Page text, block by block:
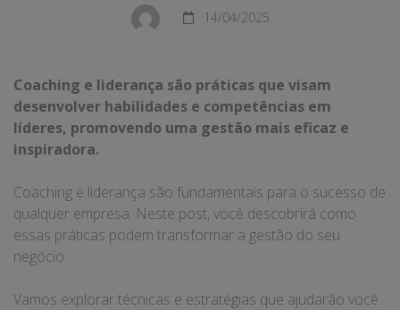
14/04/2025
Coaching e liderança são práticas que visam
desenvolver habilidades e competências em
líderes, promovendo uma gestão mais eficaz e
inspiradora.
Coaching e liderança são fundamentais para o sucesso de
qualquer empresa. Neste post, você descobrirá como
essas práticas podem transformar a gestão do seu
negócio.
Vamos explorar técnicas e estratégias que ajudarão você